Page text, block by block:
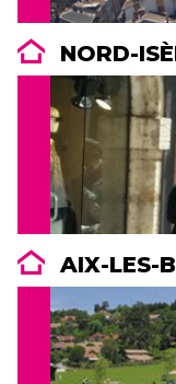
NORD-
AIX-LES-